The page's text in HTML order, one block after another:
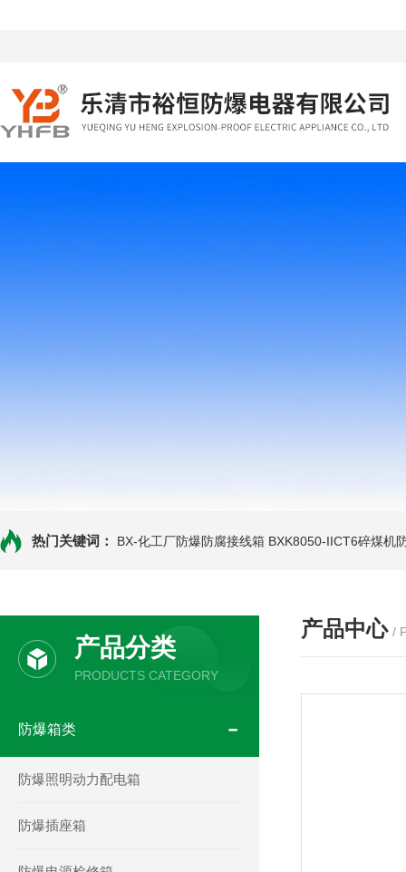
热门关键词： BX-化工厂防爆防腐接线箱 BXK8050-IICT6碎煤机
产品分类
PRODUCTS CATEGORY
防爆箱类
防爆照明动力配电箱
防爆插座箱
产品中心 /